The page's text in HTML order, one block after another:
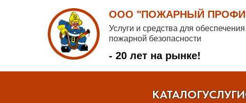
Услуги и средства для обеспечения
пожарной безопасности
- 20 лет на рынке!
ООО "ПОЖАРНЫЙ ПРОФИ
КАТАЛОГУСЛУГИ